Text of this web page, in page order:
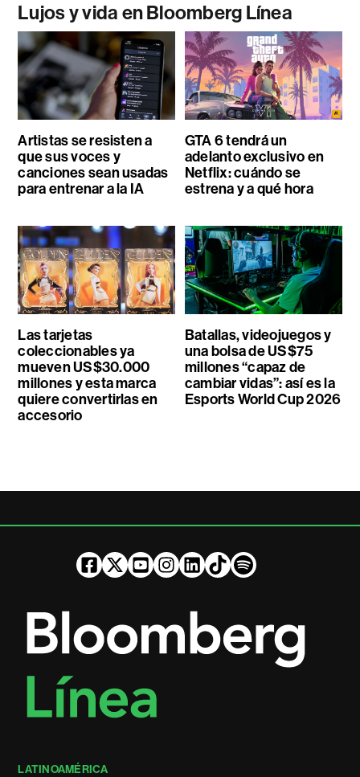
Lujos y vida en Bloomberg Línea
Artistas se resisten a
que sus voces y
canciones sean usadas
para entrenar a la IA
GTA 6 tendrá un
adelanto exclusivo en
Netflix: cuándo se
estrena y a qué hora
Las tarjetas
coleccionables ya
mueven US$30.000
millones y esta marca
quiere convertirlas en
accesorio
Batallas, videojuegos y
una bolsa de US$75
millones “capaz de
cambiar vidas”: así es la
Esports World Cup 2026
LATINOAMÉRICA